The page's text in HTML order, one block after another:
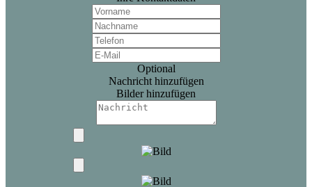
Optional
Nachricht hinzufügen
Bilder hinzufügen